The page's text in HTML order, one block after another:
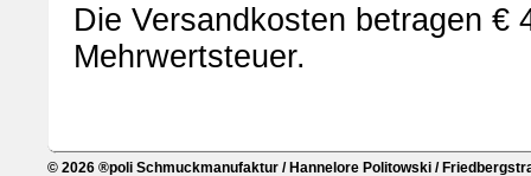
Die Versandkosten betragen €
Mehrwertsteuer.
© 2026 ®poli Schmuckmanufaktur / Hannelore Politowski /